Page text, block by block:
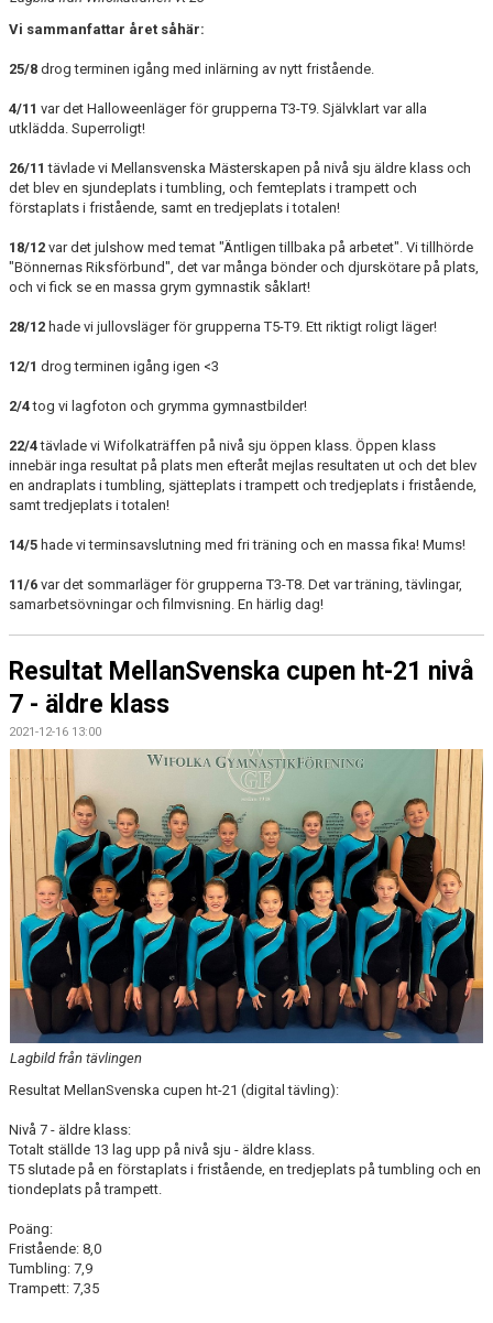
Vi sammanfattar året såhär:
25/8 drog terminen igång med inlärning av nytt fristående.
4/11 var det Halloweenläger för grupperna T3-T9. Självklart var alla
utklädda. Superroligt!
26/11 tävlade vi Mellansvenska Mästerskapen på nivå sju äldre klass och
det blev en sjundeplats i tumbling, och femteplats i trampett och
förstaplats i fristående, samt en tredjeplats i totalen!
18/12 var det julshow med temat "Äntligen tillbaka på arbetet". Vi tillhörde
"Bönnernas Riksförbund", det var många bönder och djurskötare på plats,
och vi fick se en massa grym gymnastik såklart!
28/12 hade vi jullovsläger för grupperna T5-T9. Ett riktigt roligt läger!
12/1 drog terminen igång igen <3
2/4tog vi lagfoton och grymma gymnastbilder!
22/4tävlade vi Wifolkaträffen på nivå sju öppen klass. Öppen klass
innebär inga resultat på plats men efteråt mejlas resultaten ut och det blev
en andraplats i tumbling, sjätteplats i trampett och tredjeplats i fristående,
samt tredjeplats i totalen!
14/5 hade vi terminsavslutning med fri träning och en massa fika! Mums!
11/6 var det sommarläger för grupperna T3-T8. Det var träning, tävlingar,
samarbetsövningar och filmvisning. En härlig dag!
Resultat MellanSvenska cupen ht-21 nivå
7 - äldre klass
2021-12-16 13:00
Lagbild från tävlingen
Resultat MellanSvenska cupen ht-21 (digital tävling):
Nivå 7 - äldre klass:
Totalt ställde 13 lag upp på nivå sju - äldre klass.
T5 slutade på en förstaplats i fristående, en tredjeplats på tumbling och en
tiondeplats på trampett.
Poäng:
Fristående: 8,0
Tumbling: 7,9
Trampett: 7,35